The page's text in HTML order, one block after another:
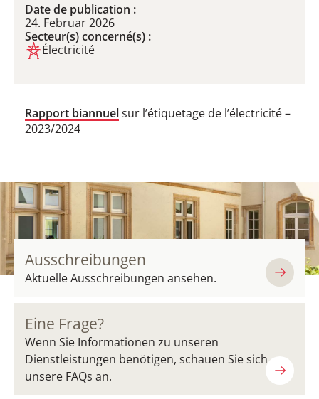
Date de publication :
24. Februar 2026
Secteur(s) concerné(s) :
Électricité
Rapport biannuelsur l’étiquetage de l’électricité​​ –
2023/2024
Ausschreibungen
Aktuelle Ausschreibungen ansehen.
Eine Frage?
Wenn Sie Informationen zu unseren
Dienstleistungen benötigen, schauen Sie sich
unsere FAQs an.